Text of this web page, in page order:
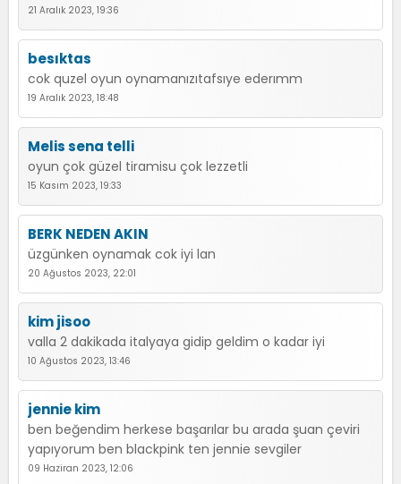
21 Aralık 2023, 19:36
besıktas
cok quzel oyun oynamanızıtafsıye ederımm
19 Aralık 2023, 18:48
Melis sena telli
oyun çok güzel tiramisu çok lezzetli
15 Kasım 2023, 19:33
BERK NEDEN AKIN
üzgünken oynamak cok iyi lan
20 Ağustos 2023, 22:01
kim jisoo
valla 2 dakikada italyaya gidip geldim o kadar iyi
10 Ağustos 2023, 13:46
jennie kim
ben beğendim herkese başarılar bu arada şuan çeviri
yapıyorum ben blackpink ten jennie sevgiler
09 Haziran 2023, 12:06